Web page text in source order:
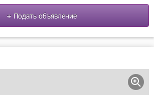
+ Подать объявление